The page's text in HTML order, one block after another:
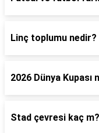
Linç toplumu nedir?
2026 Dünya Kupası
Stad çevresi kaç